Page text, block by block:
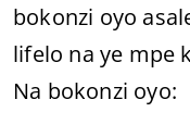
bokonzi oyo
lifelo na ye mpe
Na bokonzi oyo: